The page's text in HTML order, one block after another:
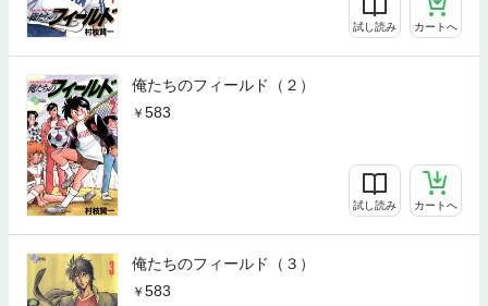
試し読み カートへ
俺たちのフィールド（２）
583
試し読み カートへ
俺たちのフィールド（３）
583